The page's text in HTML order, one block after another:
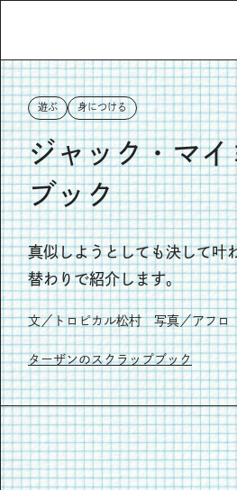
遊ぶ 身につける
ジャック・マ
ブック
真似しようとしても決して叶
替わりで紹介します。
文／トロピカル松村 写真／アフロ
ターザンのスクラップブック